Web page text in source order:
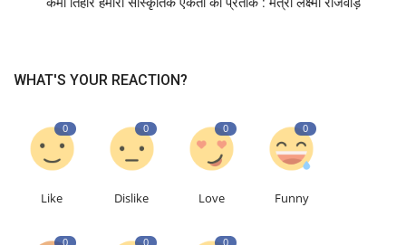
WHAT'S YOUR REACTION?
0
Like
0
Dislike
0
Love
0
Funny
0 0 0